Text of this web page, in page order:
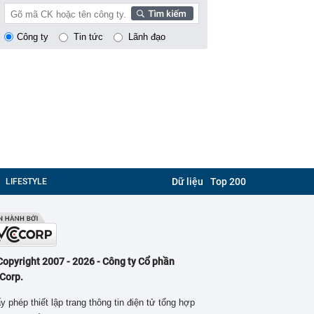
Công ty
Tin tức Lãnh đạo
LIFESTYLE Dữ liệu Top 200
2007 - 2026 - Công ty Cổ phần
phép thiết lập trang thông tin điện tử tổng hợp